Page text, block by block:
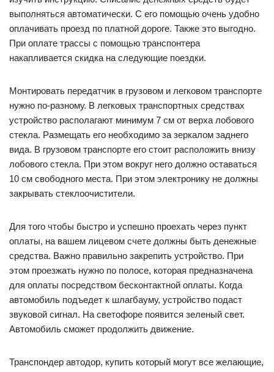
выполняться автоматически. С его помощью очень удобно
оплачивать проезд по платной дороге. Также это выгодно.
При оплате трассы с помощью транспонтера
накапливается скидка на следующие поездки.
Монтировать передатчик в грузовом и легковом транспорте
нужно по-разному. В легковых транспортных средствах
устройство располагают минимум 7 см от верха лобового
стекла. Размещать его необходимо за зеркалом заднего
вида. В грузовом транспорте его стоит расположить внизу
лобового стекла. При этом вокруг него должно оставаться
10 см свободного места. При этом электронику не должны
закрывать стеклоочистители.
Для того чтобы быстро и успешно проехать через пункт
оплаты, на вашем лицевом счете должны быть денежные
средства. Важно правильно закрепить устройство. При
этом проезжать нужно по полосе, которая предназначена
для оплаты посредством бесконтактной оплаты. Когда
автомобиль подъедет к шлагбауму, устройство подаст
звуковой сигнал. На светофоре появится зеленый свет.
Автомобиль сможет продолжить движение.
Транспондер автодор, купить который могут все желающие,